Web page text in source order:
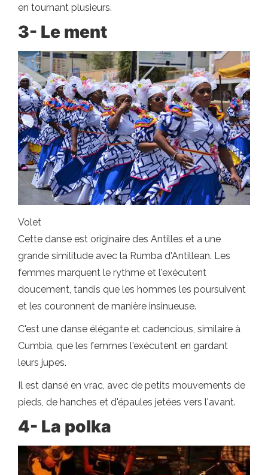
en tournant plusieurs.
3- Le ment
Volet
Cette danse est originaire des Antilles et a une
grande similitude avec la Rumba d'Antillean. Les
femmes marquent le rythme et l'exécutent
doucement, tandis que les hommes les poursuivent
et les couronnent de manière insinueuse.
C'est une danse élégante et cadencious, similaire à
Cumbia, que les femmes l'exécutent en gardant
leurs jupes.
Il est dansé en vrac, avec de petits mouvements de
pieds, de hanches et d'épaules jetées vers l'avant.
4- La polka